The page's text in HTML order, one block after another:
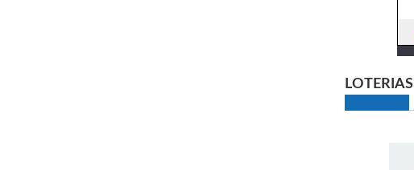
LOTERIAS